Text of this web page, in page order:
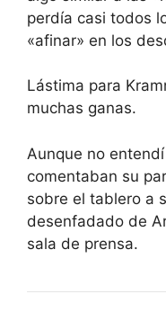
perdía casi todos
«afinar» en los
Lástima para
muchas ganas.
Aunque no
comentaban su
sobre el tablero a
desenfadado de
sala de prensa.